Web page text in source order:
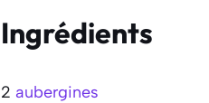
Ingrédients
2 aubergines